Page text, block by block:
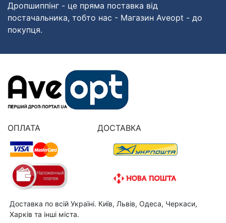
Дропшиппінг - це пряма поставка від
постачальника, тобто нас - Магазин Aveopt - до
покупця.
ОПЛАТА ДОСТАВКА
Доставка по всій Україні. Київ, Львів, Одеса, Черкаси,
Харків та інші міста.